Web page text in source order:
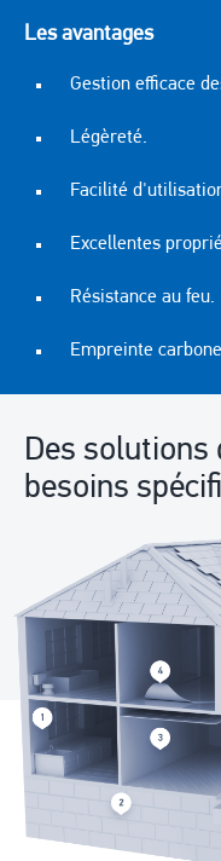
Les avantages
Gestion efficace
Légèreté.
Facilité
Excellentes
Résistance au feu.
Empreinte
Des solutions
besoins